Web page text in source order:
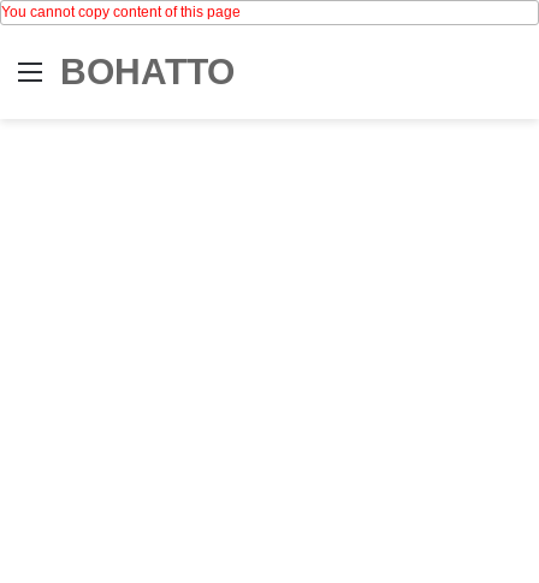
You cannot copy content of this page
Menu
BOHATTO